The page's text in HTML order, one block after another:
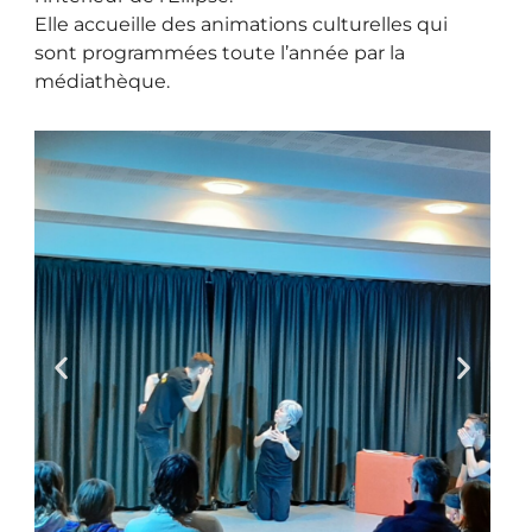
Cliquer ici
Elle accueille des animations culturelles qui
sont programmées toute l’année par la
médiathèque.